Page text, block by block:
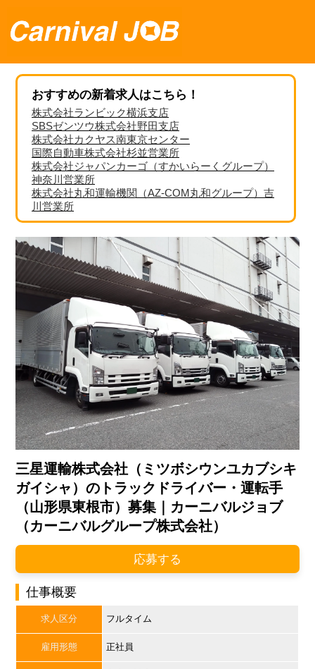
おすすめの新着求人はこちら！
株式会社ランビック横浜支店
SBSゼンツウ株式会社野田支店
株式会社カクヤス南東京センター
国際自動車株式会社杉並営業所
株式会社ジャパンカーゴ（すかいらーくグループ）
神奈川営業所
株式会社丸和運輸機関（AZ-COM丸和グループ）吉
川営業所
三星運輸株式会社（ミツボシウンユカブシキ
ガイシャ）のトラックドライバー・運転手
（山形県東根市）募集｜カーニバルジョブ
（カーニバルグループ株式会社）
応募する
仕事概要
求人区分 フルタイム
雇用形態 正社員